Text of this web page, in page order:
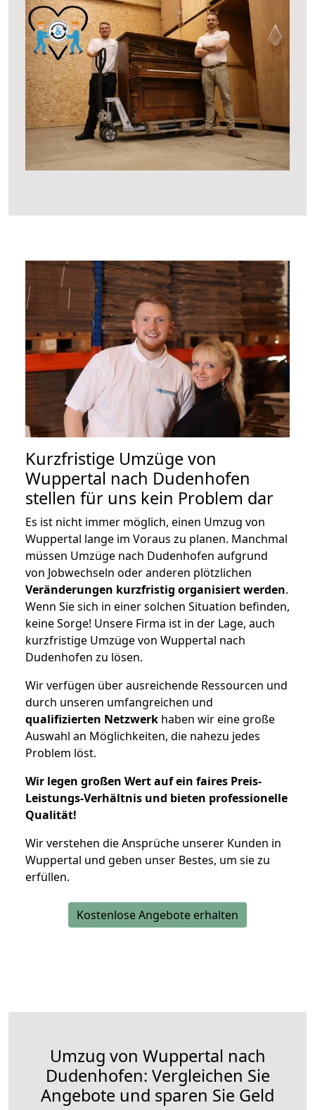
Kurzfristige Umzüge von
Wuppertal nach Dudenhofen
stellen für uns kein Problem dar
Es ist nicht immer möglich, einen Umzug von
Wuppertal lange im Voraus zu planen. Manchmal
müssen Umzüge nach Dudenhofen aufgrund
von Jobwechseln oder anderen plötzlichen
Veränderungen kurzfristig organisiert werden.
Wenn Sie sich in einer solchen Situation befinden,
keine Sorge! Unsere Firma ist in der Lage, auch
kurzfristige Umzüge von Wuppertal nach
Dudenhofen zu lösen.
Wir verfügen über ausreichende Ressourcen und
durch unseren umfangreichen und
qualifizierten Netzwerk haben wir eine große
Auswahl an Möglichkeiten, die nahezu jedes
Problem löst.
Wir legen großen Wert auf ein faires Preis-
Leistungs-Verhältnis und bieten professionelle
Qualität!
Wir verstehen die Ansprüche unserer Kunden in
Wuppertal und geben unser Bestes, um sie zu
erfüllen.
Kostenlose Angebote erhalten
Umzug von Wuppertal nach
Dudenhofen: Vergleichen Sie
Angebote und sparen Sie Geld